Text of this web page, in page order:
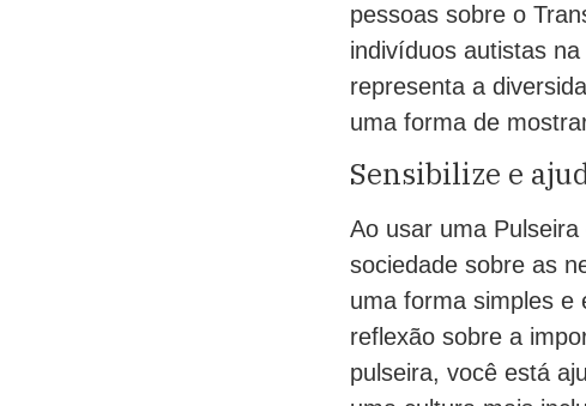
pessoas sobre o
indivíduos autistas
representa a
uma forma de
Sensibilize e
Ao usar uma
sociedade sobre as
uma forma simples e
reflexão sobre a
pulseira, você está